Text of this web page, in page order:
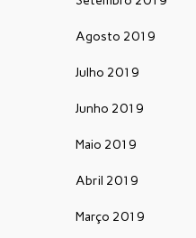
Agosto 2019
Julho 2019
Junho 2019
Maio 2019
Abril 2019
Março 2019